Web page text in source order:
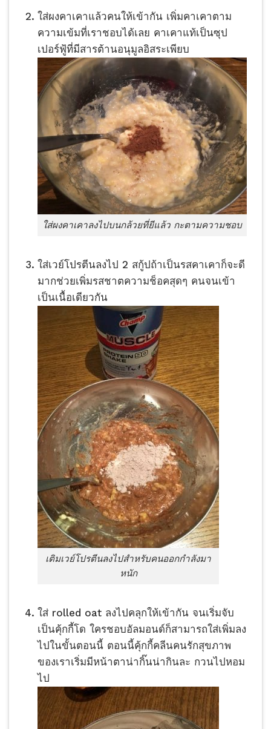
ใส่ผงคาเคาแล้วคนให้เข้ากัน เพิ่มคาเคาตาม
ความเข้มที่เราชอบได้เลย คาเคาแท้เป็นซุป
เปอร์ฟู้ที่มีสารต้านอนุมูลอิสระเพียบ
ใส่ผงคาเคาลงไปบนกล้วยที่ยีแล้ว กะตามความชอบ
ใส่เวย์โปรตีนลงไป 2 สกู้ปถ้าเป็นรสคาเคาก็จะดี
มากช่วยเพิ่มรสชาตความช็อคสุดๆ คนจนเข้า
เป็นเนื้อเดียวกัน
เติมเวย์โปรตีนลงไปสำหรับคนออกกำลังมา
หนัก
ใส่ rolled oat ลงไปคลุกให้เข้ากัน จนเริ่มจับ
เป็นคุ้กกี้โด ใครชอบอัลมอนด์ก็สามารถใส่เพิ่มลง
ไปในขั้นตอนนี้ ตอนนี้คุ้กกี้คลีนคนรักสุขภาพ
ของเราเริ่มมีหน้าตาน่ากิ๊นน่ากินละ กวนไปหอม
ไป